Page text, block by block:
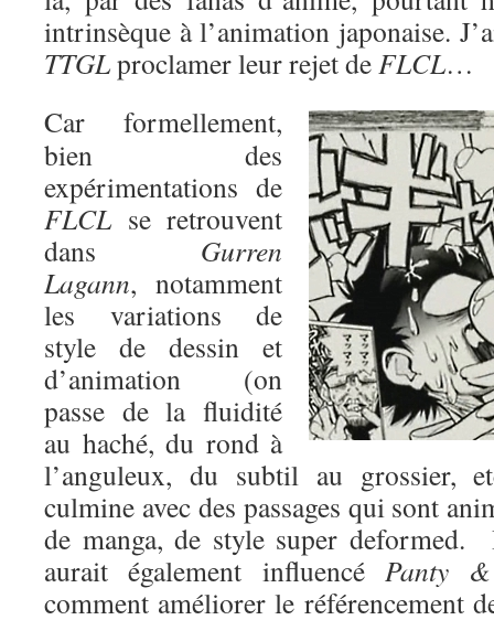
intrinsèque à l’animation japonaise.
TTGLproclamer leur rejet deFLCL…
Car formellement,
bien des
expérimentations de
FLCL se retrouvent
dans Gurren
Lagann, notamment
les variations de
style de dessin et
d’animation (on
passe de la fluidité
au haché, du rond à
l’anguleux, du subtil au grossier,
culmine avec des passages qui sont
de manga, de style super
aurait également influencé Panty
comment améliorer le référencement